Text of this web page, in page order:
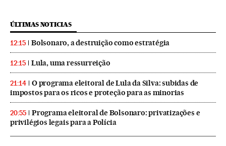
ÚLTIMAS NOTICIAS
12:15 Bolsonaro, a destruição como estratégia
12:15 Lula, uma ressurreição
21:14
O programa eleitoral de Lula da Silva: subidas de
impostos para os ricos e proteção para as minorias
20:55
Programa eleitoral de Bolsonaro: privatizações e
privilégios legais para a Polícia